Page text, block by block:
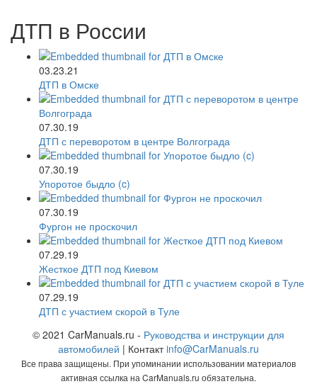
ДТП в России
03.23.21
ДТП в Омске
07.30.19
ДТП с переворотом в центре Волгограда
07.30.19
Упоротое быдло (c)
07.30.19
Фургон не проскочил
07.29.19
Жесткое ДТП под Киевом
07.29.19
ДТП с участием скорой в Туле
© 2021 CarManuals.ru - Руководства и инструкции для
автомобилей | Контактinfo@CarManuals.ru
Все права защищены. При упоминании использовании материалов
активная ссылка на CarManuals.ru обязательна.